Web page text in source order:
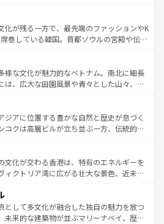
ビティも充実しており、サーフィンやダイ
ングなど、アウトドア好きにはたまらな
リアの多彩な魅力を存分に味わいつくそ
山岳地帯である台湾東部など、都市の喧騒
が共存しており、訪れる人に新しい発見と
てくれる。また、奥深い台湾の食文化も魅
判のスイーツなど、バラエティ豊かな料理
が味わえる。 なお、新着の台湾情報は コンテンツ一覧を参
化が残る一方で、最先端のファッションやK
巻している韓国。首都ソウルの宮殿や伝統
延ばせば四季折々の自然美を楽しむことが
、キムチや焼肉、絶品のストリートフード
な韓国料理が待っている。夜には、韓国な
ながら、韓国の多彩な魅力を心ゆくまで味
わってみてほしい。 なお、新着の韓国情報はコンテンツ一
しい。
様な文化が魅力的なベトナム。南北に細長
は、広大な田園風景や青々とした山々、世
に伝統が息づく。ハノイの古い町並みやホ
ランス統治時代の建物も、独特の雰囲気を
。また、バラエティの豊かさとおいしさで
バインミー、ベトナムコーヒーなどは、ぜ
たい。どの地域を訪れてもあたたかい人々
てくれるので、きっと忘れられない旅にな
ジアに位置する豊かな自然と歴史が息づく
コクは高層ビルが立ち並ぶ一方、伝統的な
ている。北部ではチェンマイなどの山岳地
合い、南部ではプーケットやクラビの美し
ート気分を楽しむことができる。タイ料理
一年中温暖で、どの季節にも異なる楽しみ
親しみやすいタイの人々、仏教を中心とし
多様な観光資源が、訪れる旅人を魅了し続
文化が交わる香港は、特有のエネルギーを
ィクトリア湾に広がる壮大な景色、近未来
ても感動するはず。観光スポットが密集し
く見どころを回れるのも魅力。息をのむよ
化的な体験まで、香港を存分に楽しみ尽く
として多文化が融合した独自の魅力を放つ
未来的な建築物が並ぶマリーナベイ、歴史